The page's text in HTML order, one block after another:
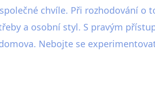
chvíle. Při rozhodování o
a osobní styl. S pravým
Nebojte se